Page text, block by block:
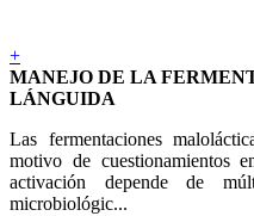
+
MANEJO DE LA
LÁNGUIDA
Las fermentaciones
motivo de cuestionamientos
activación depende de
microbiológic...